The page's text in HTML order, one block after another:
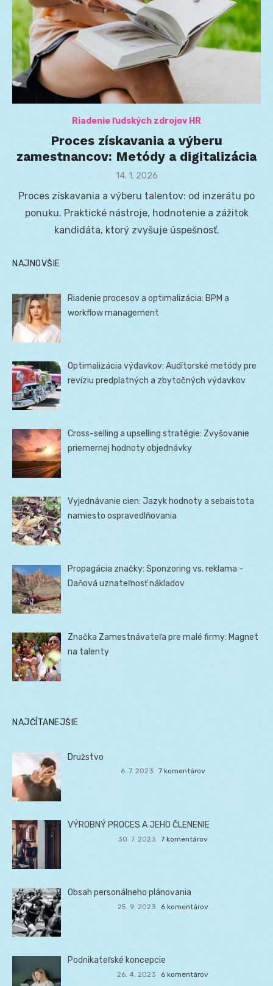
Riadenie ľudských zdrojov HR
Proces získavania a výberu
zamestnancov: Metódy a digitalizácia
Posted
14. 1. 2026
Proces získavania a výberu talentov: od inzerátu po
ponuku. Praktické nástroje, hodnotenie a zážitok
kandidáta, ktorý zvyšuje úspešnosť.
NAJNOVŠIE
Riadenie procesov a optimalizácia: BPM a
workflow management
Optimalizácia výdavkov: Audítorské metódy pre
revíziu predplatných a zbytočných výdavkov
Cross-selling a upselling stratégie: Zvyšovanie
priemernej hodnoty objednávky
Vyjednávanie cien: Jazyk hodnoty a sebaistota
namiesto ospravedlňovania
Propagácia značky: Sponzoring vs. reklama –
Daňová uznateľnosť nákladov
Značka Zamestnávateľa pre malé firmy: Magnet
na talenty
NAJČÍTANEJŠIE
Družstvo
6. 7. 2023 7 komentárov
VÝROBNÝ PROCES A JEHO ČLENENIE
30. 7. 2023 7 komentárov
Obsah personálneho plánovania
25. 9. 2023 6 komentárov
Podnikateľské koncepcie
26. 4. 2023 6 komentárov